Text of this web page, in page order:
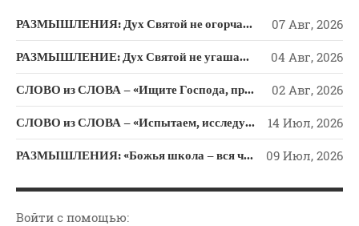
Поэзия
Притчи
Проповедь-Аудио
Размышления
Семинар "Второе
Служителей
РАЗМЫШЛЕНИЯ: Дух Святой не огорчайте и не оскорбляйте! 07 Авг, 2026
РАЗМЫШЛЕНИЕ: Дух Святой не угашайте! 04 Авг, 2026
СЛОВО из СЛОВА – «Ищите Господа, призывайте Его» (Исаии 55) 02 Авг, 2026
СЛОВО из СЛОВА – «Испытаем, исследуем пути свои и обратимся к Господу» 14 Июл, 2026
РАЗМЫШЛЕНИЯ: «Божья школа – вся человеческая жизнь» 09 Июл, 2026
Войти с помощью: